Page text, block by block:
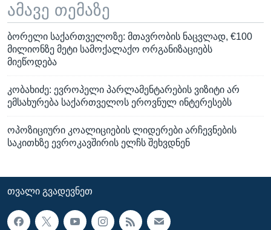
ამავე თემაზე
ბორელი საქართველოზე: მთავრობის ნაცვლად, €100
მილიონზე მეტი სამოქალაქო ორგანიზაციებს
მიეწოდება
კობახიძე: ევროპელი პარლამენტარების ვიზიტი არ
ემსახურება საქართველოს ეროვნულ ინტერესებს
ოპოზიციური კოალიციების ლიდერები არჩევნების
საკითხზე ევროკავშირის ელჩს შეხვდნენ
ᲗᲕᲐᲚᲘ ᲒᲕᲐᲓᲔᲕᲜᲔᲗ